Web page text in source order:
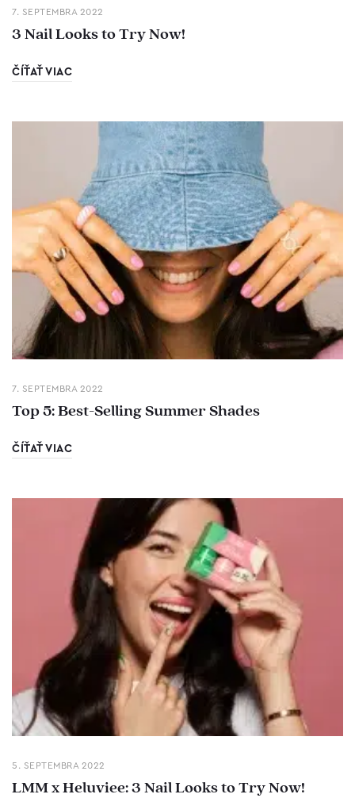
7. SEPTEMBRA 2022
3 Nail Looks to Try Now!
ČÍŤAŤ VIAC
7. SEPTEMBRA 2022
Top 5: Best-Selling Summer Shades
ČÍŤAŤ VIAC
5. SEPTEMBRA 2022
LMM x Heluviee: 3 Nail Looks to Try Now!